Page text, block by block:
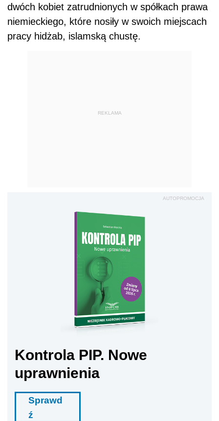
dwóch kobiet zatrudnionych w spółkach prawa
niemieckiego, które nosiły w swoich miejscach
pracy hidżab, islamską chustę.
REKLAMA
AUTOPROMOCJA
Kontrola PIP. Nowe
uprawnienia
Sprawd
ź